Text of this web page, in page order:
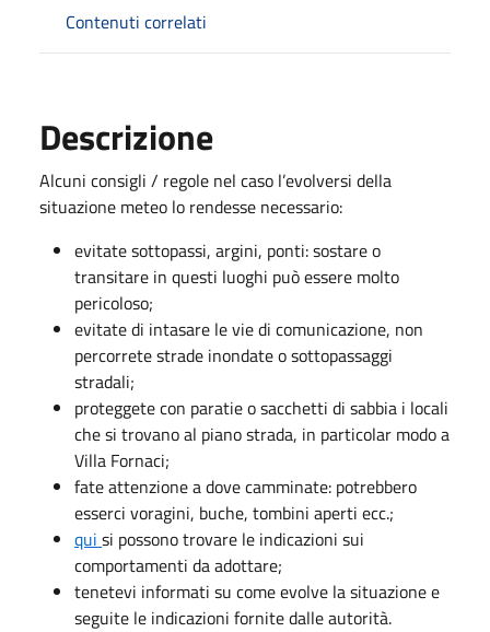
Contenuti correlati
Descrizione
Alcuni consigli / regole nel caso l’evolversi della
situazione meteo lo rendesse necessario:
evitate sottopassi, argini, ponti: sostare o
transitare in questi luoghi può essere molto
pericoloso;
evitate di intasare le vie di comunicazione, non
percorrete strade inondate o sottopassaggi
stradali;
proteggete con paratie o sacchetti di sabbia i locali
che si trovano al piano strada, in particolar modo a
Villa Fornaci;
fate attenzione a dove camminate: potrebbero
esserci voragini, buche, tombini aperti ecc.;
qui si possono trovare le indicazioni sui
comportamenti da adottare;
tenetevi informati su come evolve la situazione e
seguite le indicazioni fornite dalle autorità.